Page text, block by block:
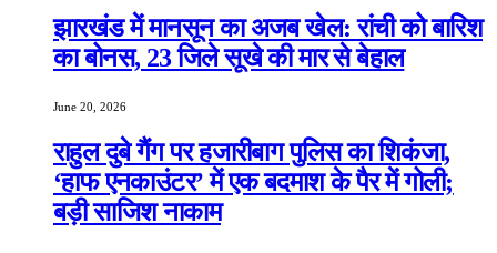
झारखंड में मानसून का अजब खेल: रांची को बारिश
का बोनस, 23 जिले सूखे की मार से बेहाल
June 20, 2026
राहुल दुबे गैंग पर हजारीबाग पुलिस का शिकंजा,
‘हाफ एनकाउंटर’ में एक बदमाश के पैर में गोली;
बड़ी साजिश नाकाम